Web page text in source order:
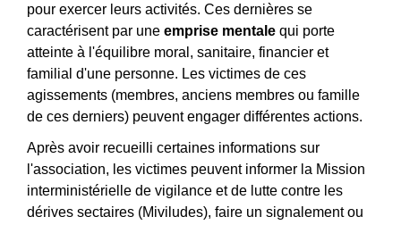
pour exercer leurs activités. Ces dernières se
caractérisent par une emprise mentale qui porte
atteinte à l'équilibre moral, sanitaire, financier et
familial d'une personne. Les victimes de ces
agissements (membres, anciens membres ou famille
de ces derniers) peuvent engager différentes actions.
Après avoir recueilli certaines informations sur
l'association, les victimes peuvent informer la Mission
interministérielle de vigilance et de lutte contre les
dérives sectaires (Miviludes), faire un signalement ou